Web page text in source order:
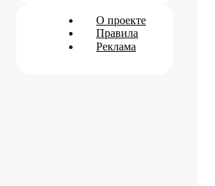
О проекте
Правила
Реклама